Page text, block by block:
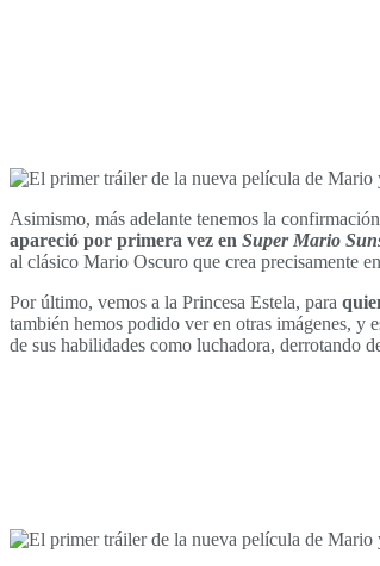
Asimismo, más adelante tenemos la
apareció por primera vez en Super Mario
al clásico Mario Oscuro que crea precisamente
Por último, vemos a la Princesa Estela, para
también hemos podido ver en otras imágenes, y
de sus habilidades como luchadora, derrotando